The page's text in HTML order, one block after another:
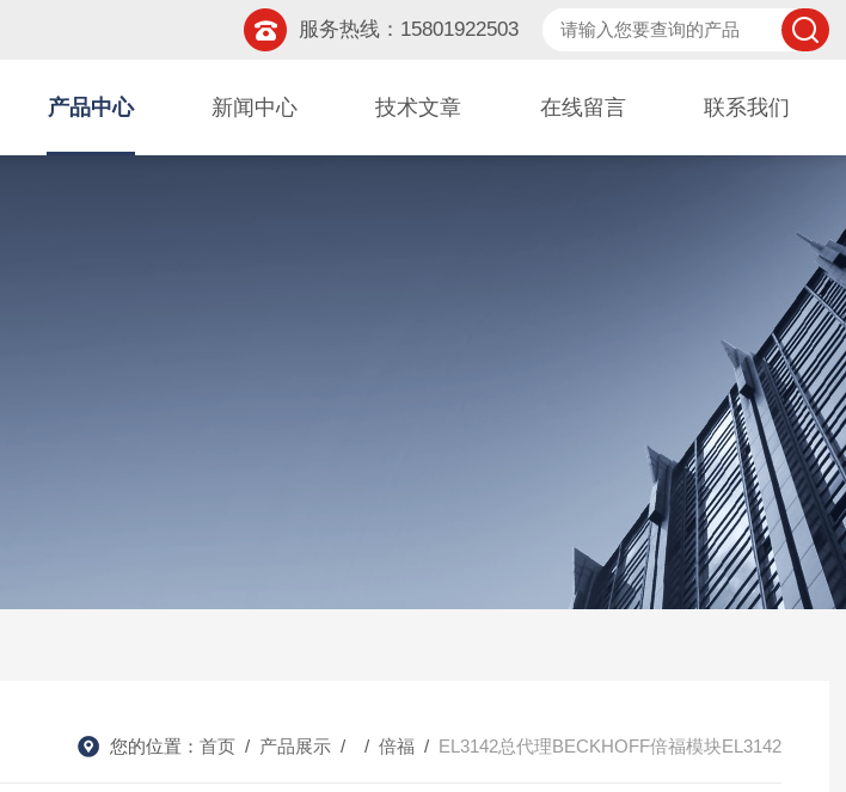
服务热线：15801922503
产品中心 新闻中心 技术文章 在线留言 联系我们
您的位置： 首页 / 产品展示 / / 倍福 / EL3142总代理BECKHOFF倍福模块EL3142